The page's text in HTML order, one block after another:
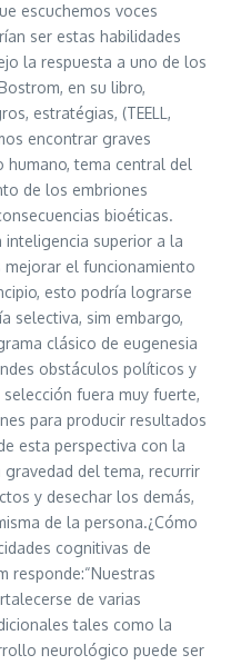
escuchemos voces
ser estas habilidades
la respuesta a uno de los
en su libro,
estratégias, (TEELL,
encontrar graves
tema central del
de los embriones
bioéticas.
inteligencia superior a la
el funcionamiento
esto podría lograrse
selectiva, sim embargo,
clásico de eugenesia
obstáculos políticos y
fuera muy fuerte,
para producir resultados
esta perspectiva con la
del tema, recurrir
y desechar los demás,
de la persona.¿Cómo
cognitivas de
responde:“Nuestras
de varias
tales como la
neurológico puede ser